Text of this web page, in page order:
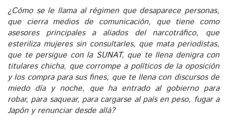
¿Cómo se le llama al régimen que desaparece personas,
que cierra medios de comunicación, que tiene como
asesores principales a aliados del narcotráfico, que
esteriliza mujeres sin consultarles, que mata periodistas,
que te persigue con la SUNAT, que te llena denigra con
titulares chicha, que corrompe a políticos de la oposición
y los compra para sus fines, que te llena con discursos de
miedo día y noche, que ha entrado al gobierno para
robar, para saquear, para cargarse al país en peso, fugar a
Japón y renunciar desde allá?